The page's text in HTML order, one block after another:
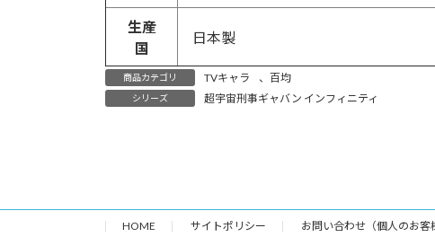
生産
国
日本製
商品カテゴリ TVキャラ 、 百均
シリーズ 超宇宙刑事ギャバン インフィニティ
HOME サイトポリシー お問い合わせ（個人のお客